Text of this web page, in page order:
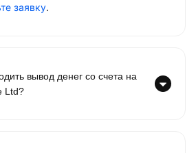
заявку.
вывод денег со счета на
Ltd?